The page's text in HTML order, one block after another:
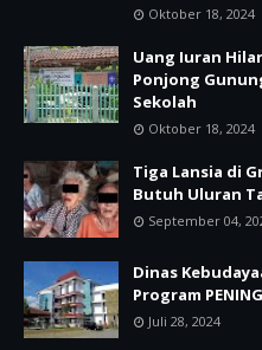
Oktober 18, 2024
Uang Iuran
Ponjong
Sekolah
Oktober 18, 2024
Tiga Lansia di
Butuh Uluran
September 04,
Dinas
Program
Juli 28, 2024